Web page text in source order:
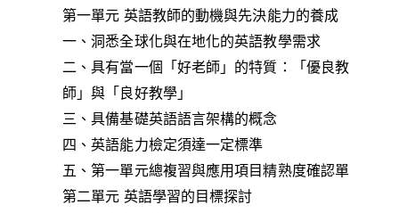
第一單元 英語教師的動機與先決能力的養成
一、洞悉全球化與在地化的英語教學需求
二、具有當一個「好老師」的特質：「優良教
師」與「良好教學」
三、具備基礎英語語言架構的概念
四、英語能力檢定須達一定標準
五、第一單元總複習與應用項目精熟度確認單
第二單元 英語學習的目標探討